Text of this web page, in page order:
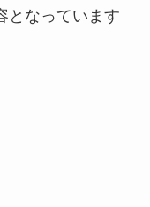
となっています